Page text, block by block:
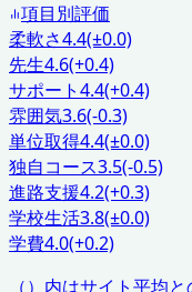
項目別評価
柔軟さ4.4(±0.0)
先生4.6(+0.4)
サポート4.4(+0.4)
雰囲気3.6(-0.3)
単位取得4.4(±0.0)
独自コース3.5(-0.5)
進路支援4.2(+0.3)
学校生活3.8(±0.0)
学費4.0(+0.2)
（）内はサイト平均